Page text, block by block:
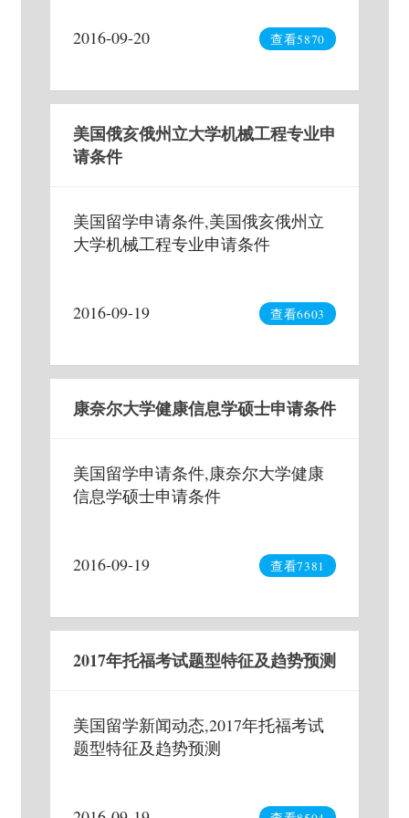
2016-09-20 查看5870
美国俄亥俄州立大学机械工程专业申
请条件
美国留学申请条件,美国俄亥俄州立
大学机械工程专业申请条件
2016-09-19 查看6603
康奈尔大学健康信息学硕士申请条件
美国留学申请条件,康奈尔大学健康
信息学硕士申请条件
2016-09-19 查看7381
2017年托福考试题型特征及趋势预测
美国留学新闻动态,2017年托福考试
题型特征及趋势预测